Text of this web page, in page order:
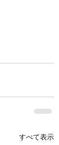
すべて表示